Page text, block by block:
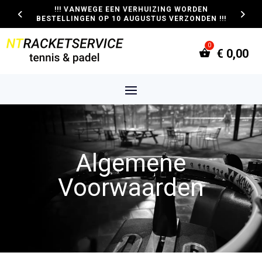
!!! VANWEGE EEN VERHUIZING WORDEN
BESTELLINGEN OP 10 AUGUSTUS VERZONDEN !!!
€ 0,00
Algemene
Voorwaarden